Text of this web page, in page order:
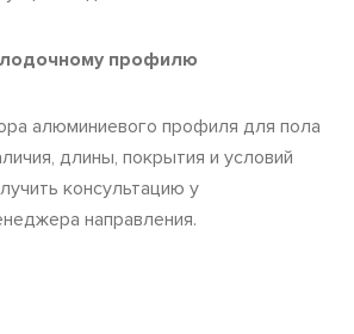
лодочному профилю
алюминиевого профиля для пола
длины, покрытия и условий
консультацию у
направления.